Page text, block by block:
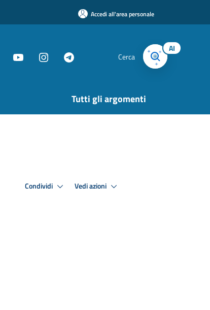
Accedi all'area personale
Cerca
AI
Tutti gli argomenti
Condividi Vedi azioni